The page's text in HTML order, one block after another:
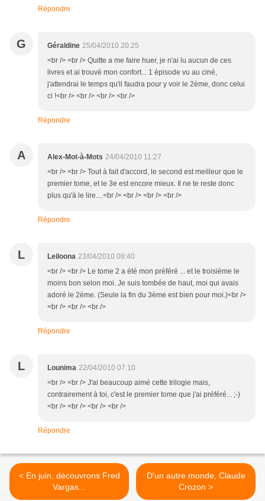
Répondre
G Géraldine 25/04/2010 20:25
<br /> <br /> Quitte a me faire huer, je n'ai lu aucun de ces
livres et ai trouvé mon confort... 1 épisode vu au ciné,
j'attendrai le temps qu'il faudra pour y voir le 2ème, donc celui
ci !<br /> <br /> <br /> <br />
Répondre
A Alex-Mot-à-Mots 24/04/2010 11:27
<br /> <br /> Tout à fait d'accord, le second est meilleur que le
premier tome, et le 3e est encore mieux. Il ne te reste donc
plus qu'à le lire....<br /> <br /> <br /> <br />
Répondre
L Leiloona 23/04/2010 08:40
<br /> <br /> Le tome 2 a été mon préféré ... et le troisième le
moins bon selon moi. Je suis tombée de haut, moi qui avais
adoré le 2ème. (Seule la fin du 3ème est bien pour moi.)<br />
<br /> <br /> <br />
Répondre
L Lounima 22/04/2010 07:10
<br /> <br /> J'ai beaucoup aimé cette trilogie mais,
contrairement à toi, c'est le premier tome que j'ai préféré... ;-)
<br /> <br /> <br /> <br />
Répondre
< En juin, découvrons Fred
Vargas...
D'un autre monde, Claude
Crozon >